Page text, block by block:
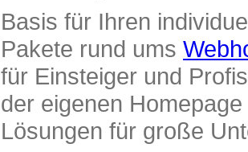
Basis für Ihren
Pakete rund ums
für Einsteiger und
der eigenen
Lösungen für große